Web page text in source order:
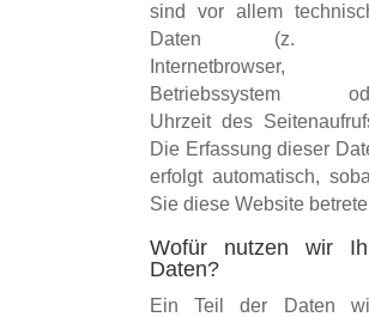
sind vor allem
Daten (z.
Internetbrowser,
Betriebssystem
Uhrzeit des
Die Erfassung dieser
erfolgt automatisch,
Sie diese Website
Wofür nutzen wir
Daten?
Ein Teil der Daten